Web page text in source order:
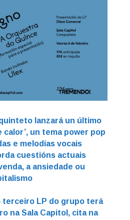
lanzará un último
calor’, un tema power pop
e melodías vocais
cuestións actuais
a ansiedade ou
terceiro LP do grupo terá
na Sala Capitol, cita na